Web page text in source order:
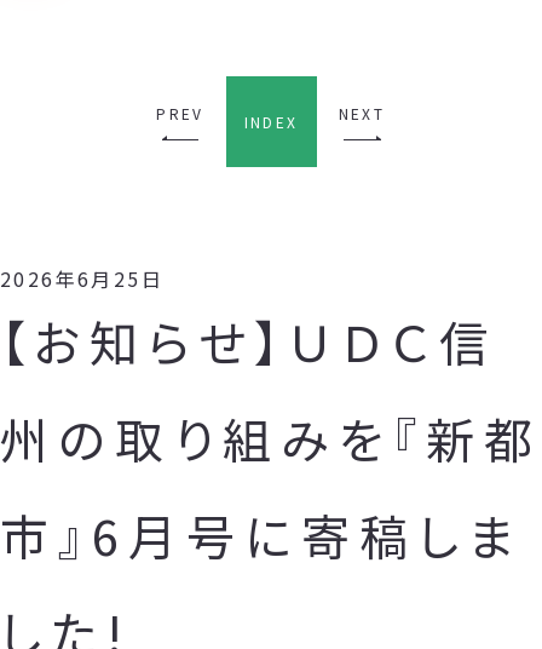
PREV INDEX NEXT
2026年6月25日
【お知らせ】ＵＤＣ信
州の取り組みを『新都
市』6月号に寄稿しま
した!